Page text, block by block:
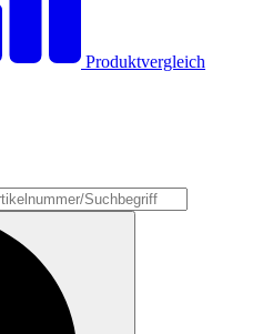
Produktvergleich